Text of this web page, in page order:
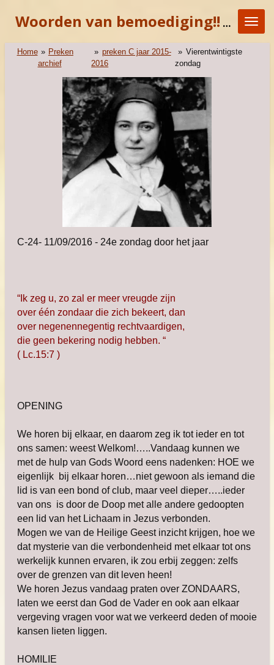
direct
hoofdinhoud
Woorden van bemoediging!!"KOM
Home » Preken
archief
» preken C jaar 2015-
2016
» Vierentwintigste
zondag
C-24- 11/09/2016 - 24e zondag door het jaar
“Ik zeg u, zo zal er meer vreugde zijn
over één zondaar die zich bekeert, dan
over negenennegentig rechtvaardigen,
die geen bekering nodig hebben. “
( Lc.15:7 )
OPENING
We horen bij elkaar, en daarom zeg ik tot ieder en tot
ons samen: weest Welkom!…..Vandaag kunnen we
met de hulp van Gods Woord eens nadenken: HOE we
eigenlijk bij elkaar horen…niet gewoon als iemand die
lid is van een bond of club, maar veel dieper…..ieder
van ons is door de Doop met alle andere gedoopten
een lid van het Lichaam in Jezus verbonden.
Mogen we van de Heilige Geest inzicht krijgen, hoe we
dat mysterie van die verbondenheid met elkaar tot ons
werkelijk kunnen ervaren, ik zou erbij zeggen: zelfs
over de grenzen van dit leven heen!
We horen Jezus vandaag praten over ZONDAARS,
laten we eerst dan God de Vader en ook aan elkaar
vergeving vragen voor wat we verkeerd deden of mooie
kansen lieten liggen.
HOMILIE